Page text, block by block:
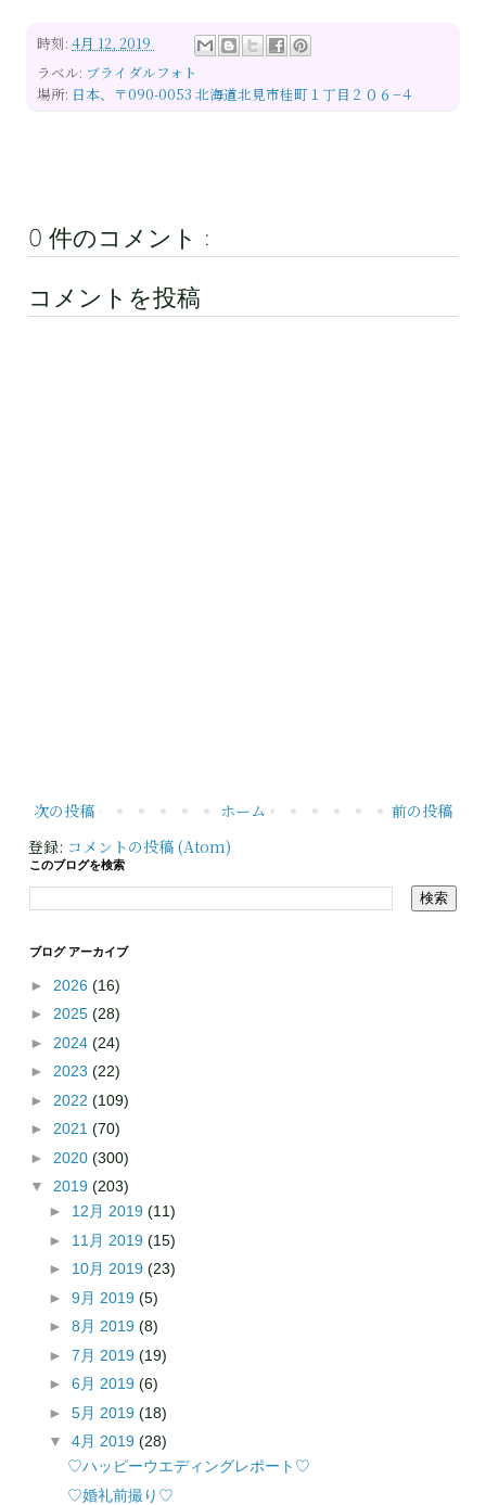
時刻: 4月 12, 2019
ラベル: ブライダルフォト
場所: 日本、〒090-0053 北海道北見市桂町１丁目２０６−４
0 件のコメント :
コメントを投稿
次の投稿 前の投稿
ホーム
登録: コメントの投稿 (Atom)
このブログを検索
ブログ アーカイブ
► 2026 (16)
► 2025 (28)
► 2024 (24)
► 2023 (22)
► 2022 (109)
► 2021 (70)
► 2020 (300)
▼ 2019 (203)
► 12月 2019 (11)
► 11月 2019 (15)
► 10月 2019 (23)
► 9月 2019 (5)
► 8月 2019 (8)
► 7月 2019 (19)
► 6月 2019 (6)
► 5月 2019 (18)
▼ 4月 2019 (28)
♡ハッピーウエディングレポート♡
♡婚礼前撮り♡